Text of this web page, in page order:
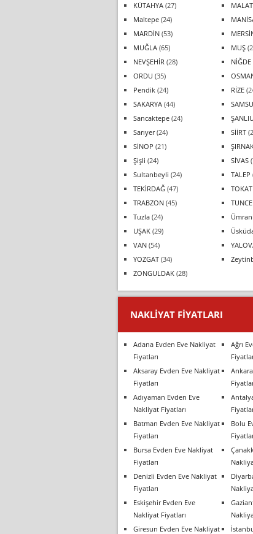
KÜTAHYA (27)
Maltepe (24)
MARDİN (53)
MUĞLA (65) MUŞ
NEVŞEHİR (28) NİĞDE
ORDU (35)
Pendik (24) RİZE
SAKARYA (44)
Sancaktepe (24)
Sarıyer(24) SİİRT
SİNOP (21)
Şişli (24) SİVAS
Sultanbeyli (24) TALEP
TEKİRDAĞ (47) TOKAT
TRABZON (45)
Tuzla (24)
UŞAK (29)
VAN (54)
YOZGAT (34)
ZONGULDAK (28)
NAKLIYAT FIYATLARI
Adana Evden Eve Nakliyat
Fiyatları
Ağrı
Aksaray Evden Eve Nakliyat
Fiyatları
Adıyaman Evden Eve
Nakliyat Fiyatları
Batman Evden Eve Nakliyat
Fiyatları
Bolu
Bursa Evden Eve Nakliyat
Fiyatları
Denizli Evden Eve Nakliyat
Fiyatları
Eskişehir Evden Eve
Nakliyat Fiyatları
Giresun Evden Eve Nakliyat